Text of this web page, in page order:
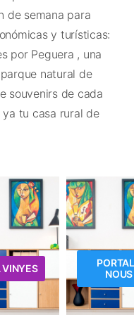
de semana para
y turísticas:
por Peguera , una
natural de
souvenirs de cada
ya tu casa rural de
NOUS